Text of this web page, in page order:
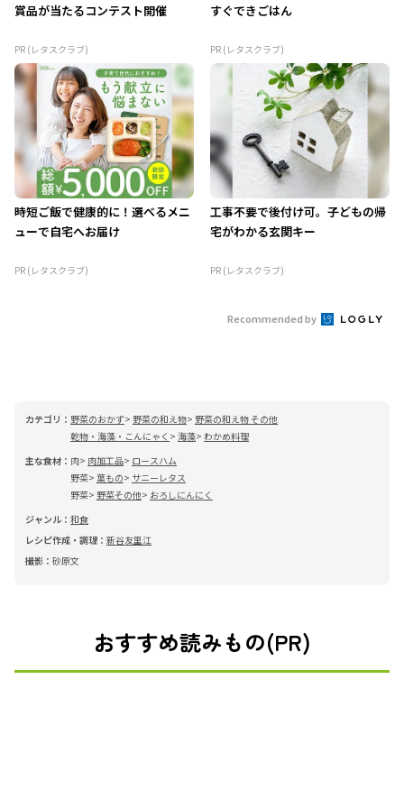
賞品が当たるコンテスト開催
PR (レタスクラブ)
すぐできごはん
PR (レタスクラブ)
時短ご飯で健康的に！選べるメニ
ューで自宅へお届け
PR (レタスクラブ)
工事不要で後付け可。子どもの帰
宅がわかる玄関キー
PR (レタスクラブ)
Recommended by
カテゴリ： 野菜のおかず 野菜の和え物
野菜の和え物 その他
乾物・海藻・こんにゃく
海藻 わかめ料理
主な食材： 肉 肉加工品
ロースハム
野菜 葉もの
サニーレタス
野菜
野菜その他
おろしにんにく
ジャンル： 和食
レシピ作成・調理： 新谷友里江
撮影： 砂原文
おすすめ読みもの(PR)